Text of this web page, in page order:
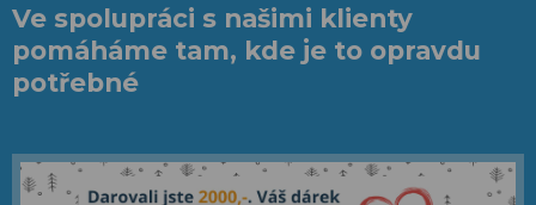
Ve spolupráci s našimi klienty
pomáháme tam, kde je to opravdu
potřebné